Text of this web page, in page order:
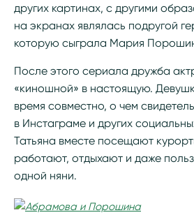
других картинах, с другими
на экранах являлась подругой
которую сыграла Мария
После этого сериала дружба
«киношной» в настоящую.
время совместно, о чем
в Инстаграме и других
Татьяна вместе посещают
работают, отдыхают и даже
одной няни.